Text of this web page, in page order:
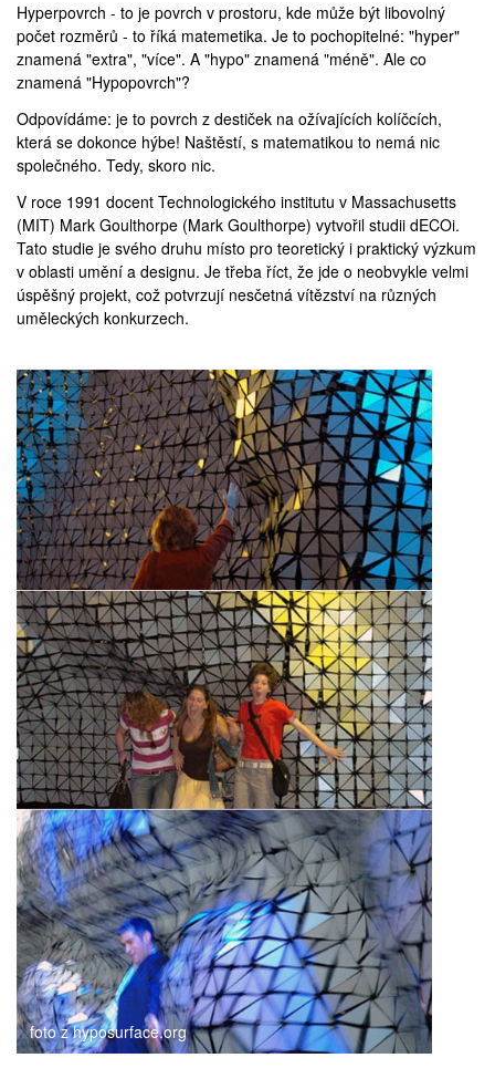
Hyperpovrch - to je povrch v prostoru, kde může být libovolný
počet rozměrů - to říká matemetika. Je to pochopitelné: "hyper"
znamená "extra", "více". A "hypo" znamená "méně". Ale co
znamená "Hypopovrch"?
Odpovídáme: je to povrch z destiček na ožívajících kolíčcích,
která se dokonce hýbe! Naštěstí, s matematikou to nemá nic
společného. Tedy, skoro nic.
V roce 1991 docent Technologického institutu v Massachusetts
(MIT) Mark Goulthorpe (Mark Goulthorpe) vytvořil studii dECOi.
Tato studie je svého druhu místo pro teoretický i praktický výzkum
v oblasti umění a designu. Je třeba říct, že jde o neobvykle velmi
úspěšný projekt, což potvrzují nesčetná vítězství na různých
uměleckých konkurzech.
foto z hyposurface.org